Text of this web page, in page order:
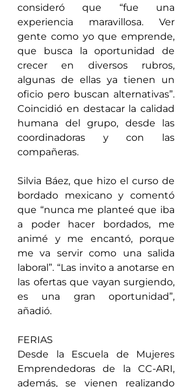
consideró que “fue una
experiencia maravillosa. Ver
gente como yo que emprende,
que busca la oportunidad de
crecer en diversos rubros,
algunas de ellas ya tienen un
oficio pero buscan alternativas”.
Coincidió en destacar la calidad
humana del grupo, desde las
coordinadoras y con las
compañeras.
Silvia Báez, que hizo el curso de
bordado mexicano y comentó
que “nunca me planteé que iba
a poder hacer bordados, me
animé y me encantó, porque
me va servir como una salida
laboral”. “Las invito a anotarse en
las ofertas que vayan surgiendo,
es una gran oportunidad”,
añadió.
FERIAS
Desde la Escuela de Mujeres
Emprendedoras de la CC-ARI,
además, se vienen realizando